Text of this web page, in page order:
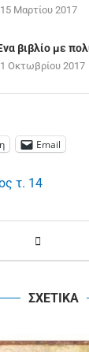
15 Μαρτίου 2017
βιβλίο με
1 Οκτωβρίου 2017
Email
τ. 14
ΣΧΕΤΙΚΑ